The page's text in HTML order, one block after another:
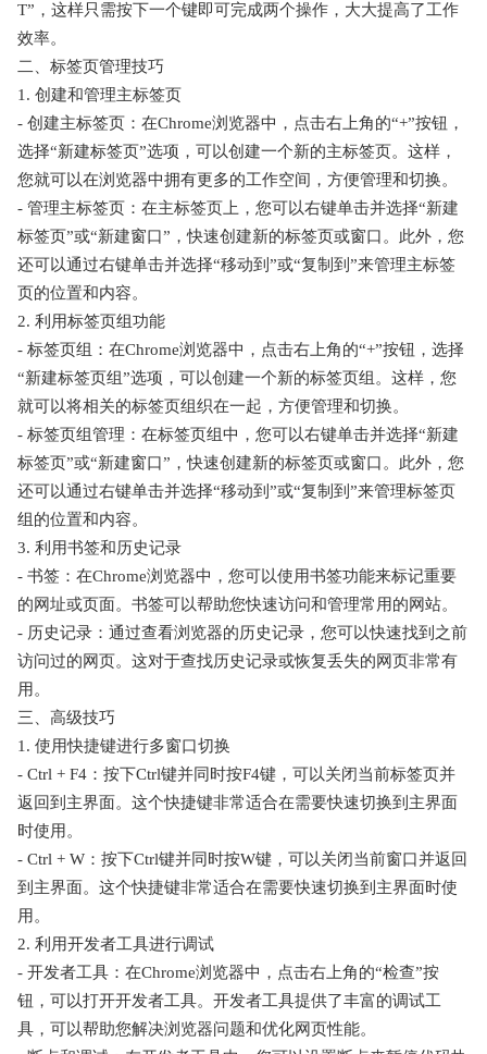
T”，这样只需按下一个键即可完成两个操作，大大提高了工作
效率。
二、标签页管理技巧
1. 创建和管理主标签页
- 创建主标签页：在Chrome浏览器中，点击右上角的“+”按钮，
选择“新建标签页”选项，可以创建一个新的主标签页。这样，
您就可以在浏览器中拥有更多的工作空间，方便管理和切换。
- 管理主标签页：在主标签页上，您可以右键单击并选择“新建
标签页”或“新建窗口”，快速创建新的标签页或窗口。此外，您
还可以通过右键单击并选择“移动到”或“复制到”来管理主标签
页的位置和内容。
2. 利用标签页组功能
- 标签页组：在Chrome浏览器中，点击右上角的“+”按钮，选择
“新建标签页组”选项，可以创建一个新的标签页组。这样，您
就可以将相关的标签页组织在一起，方便管理和切换。
- 标签页组管理：在标签页组中，您可以右键单击并选择“新建
标签页”或“新建窗口”，快速创建新的标签页或窗口。此外，您
还可以通过右键单击并选择“移动到”或“复制到”来管理标签页
组的位置和内容。
3. 利用书签和历史记录
- 书签：在Chrome浏览器中，您可以使用书签功能来标记重要
的网址或页面。书签可以帮助您快速访问和管理常用的网站。
- 历史记录：通过查看浏览器的历史记录，您可以快速找到之前
访问过的网页。这对于查找历史记录或恢复丢失的网页非常有
用。
三、高级技巧
1. 使用快捷键进行多窗口切换
- Ctrl + F4：按下Ctrl键并同时按F4键，可以关闭当前标签页并
返回到主界面。这个快捷键非常适合在需要快速切换到主界面
时使用。
- Ctrl + W：按下Ctrl键并同时按W键，可以关闭当前窗口并返回
到主界面。这个快捷键非常适合在需要快速切换到主界面时使
用。
2. 利用开发者工具进行调试
- 开发者工具：在Chrome浏览器中，点击右上角的“检查”按
钮，可以打开开发者工具。开发者工具提供了丰富的调试工
具，可以帮助您解决浏览器问题和优化网页性能。